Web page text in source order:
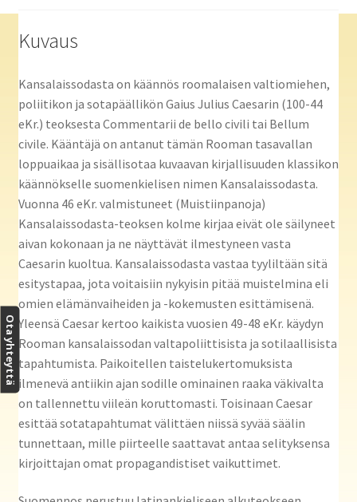
Kuvaus
Kansalaissodasta on käännös roomalaisen valtiomiehen,
poliitikon ja sotapäällikön Gaius Julius Caesarin (100-44
eKr.) teoksesta Commentarii de bello civili tai Bellum
civile. Kääntäjä on antanut tämän Rooman tasavallan
loppuaikaa ja sisällisotaa kuvaavan kirjallisuuden klassikon
käännökselle suomenkielisen nimen Kansalaissodasta.
Vuonna 46 eKr. valmistuneet (Muistiinpanoja)
Kansalaissodasta-teoksen kolme kirjaa eivät ole säilyneet
aivan kokonaan ja ne näyttävät ilmestyneen vasta
Caesarin kuoltua. Kansalaissodasta vastaa tyyliltään sitä
esitystapaa, jota voitaisiin nykyisin pitää muistelmina eli
omien elämänvaiheiden ja -kokemusten esittämisenä.
Yleensä Caesar kertoo kaikista vuosien 49-48 eKr. käydyn
Rooman kansalaissodan valtapoliittisista ja sotilaallisista
tapahtumista. Paikoitellen taistelukertomuksista
ilmenevä antiikin ajan sodille ominainen raaka väkivalta
on tallennettu viileän koruttomasti. Toisinaan Caesar
esittää sotatapahtumat välittäen niissä syvää säälin
tunnettaan, mille piirteelle saattavat antaa selityksensa
kirjoittajan omat propagandistiset vaikuttimet.
Ota yhteyttä